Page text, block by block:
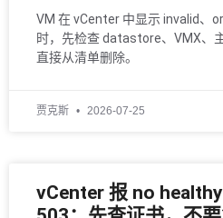
VM 在 vCenter 中显示 invalid、
时，先检查 datastore、VMX、
直接从清单删除。
贾克斯 2026-07-25
vCenter 报 no